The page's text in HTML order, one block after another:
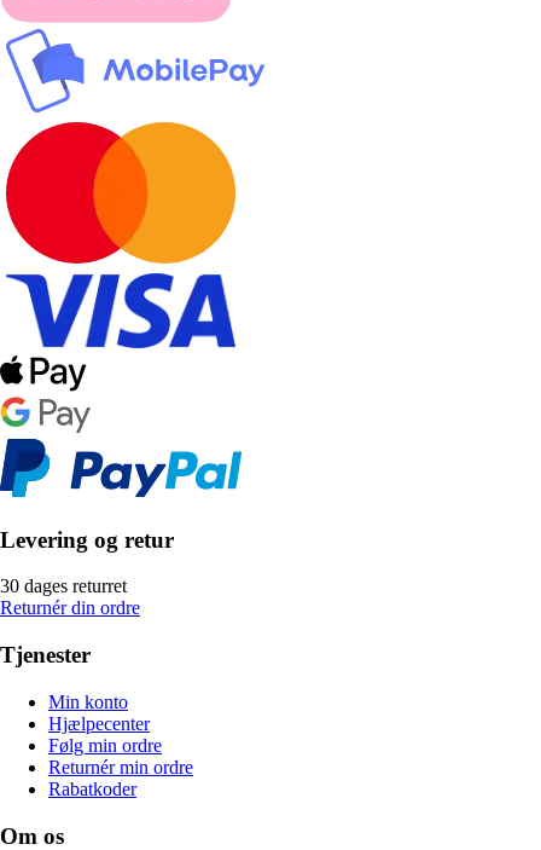
Levering og retur
30 dages returret
Returnér din ordre
Tjenester
Min konto
Hjælpecenter
Følg min ordre
Returnér min ordre
Rabatkoder
Om os